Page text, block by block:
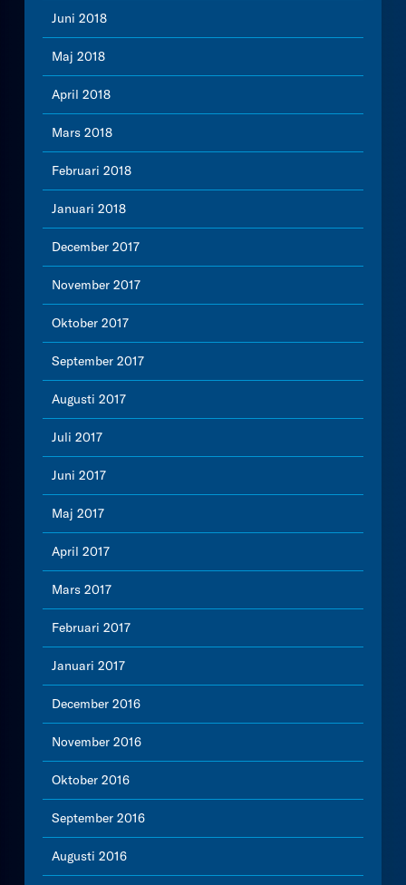
Juni 2018
Maj 2018
April 2018
Mars 2018
Februari 2018
Januari 2018
December 2017
November 2017
Oktober 2017
September 2017
Augusti 2017
Juli 2017
Juni 2017
Maj 2017
April 2017
Mars 2017
Februari 2017
Januari 2017
December 2016
November 2016
Oktober 2016
September 2016
Augusti 2016